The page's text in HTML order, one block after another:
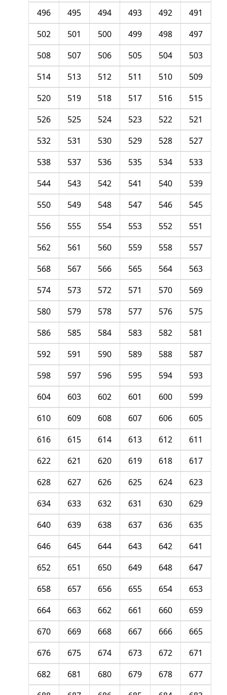
491
492
493
494
495
496
497
498
499
500
501
502
503
504
505
506
507
508
509
510
511
512
513
514
515
516
517
518
519
520
521
522
523
524
525
526
527
528
529
530
531
532
533
534
535
536
537
538
539
540
541
542
543
544
545
546
547
548
549
550
551
552
553
554
555
556
557
558
559
560
561
562
563
564
565
566
567
568
569
570
571
572
573
574
575
576
577
578
579
580
581
582
583
584
585
586
587
588
589
590
591
592
593
594
595
596
597
598
599
600
601
602
603
604
605
606
607
608
609
610
611
612
613
614
615
616
617
618
619
620
621
622
623
624
625
626
627
628
629
630
631
632
633
634
635
636
637
638
639
640
641
642
643
644
645
646
647
648
649
650
651
652
653
654
655
656
657
658
659
660
661
662
663
664
665
666
667
668
669
670
671
672
673
674
675
676
677
678
679
680
681
682